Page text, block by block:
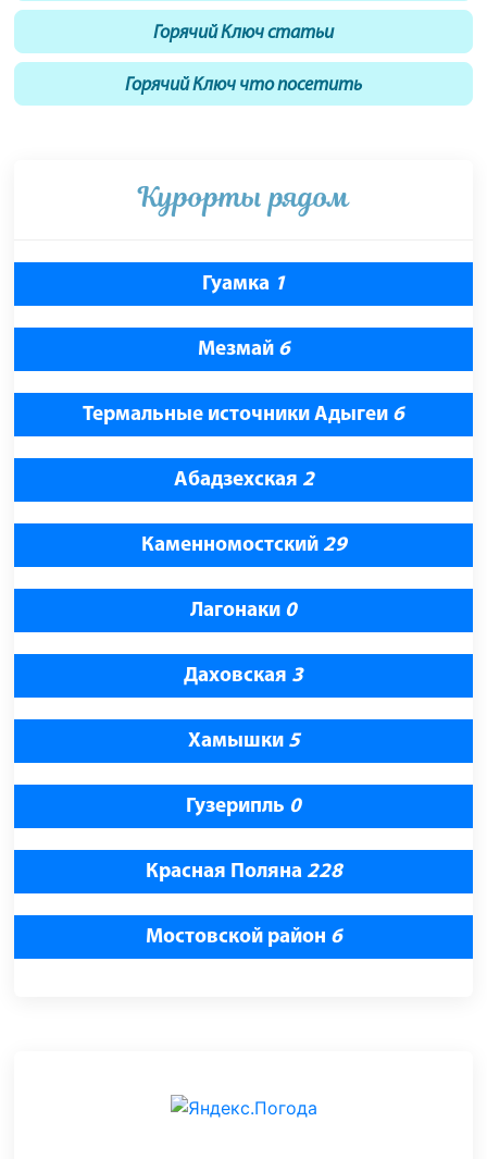
Горячий Ключ статьи
Горячий Ключ что посетить
Курорты рядом
Гуамка 1
Мезмай 6
Термальные источники Адыгеи 6
Абадзехская 2
Каменномостский 29
Лагонаки 0
Даховская 3
Хамышки 5
Гузерипль 0
Красная Поляна 228
Мостовской район 6